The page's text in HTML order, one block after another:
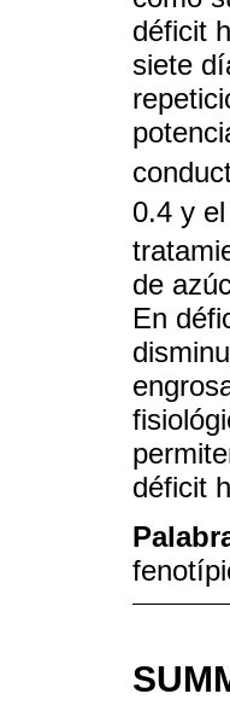
déficit
siete
0.4 y
de
En
déficit